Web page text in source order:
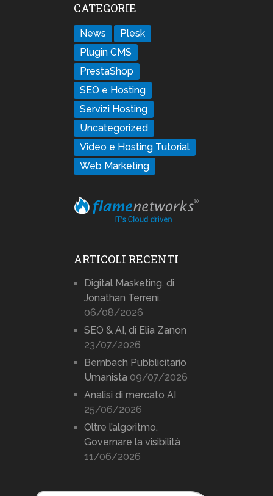
CATEGORIE
News
Plesk
Plugin CMS
PrestaShop
SEO e Hosting
Servizi Hosting
Uncategorized
Video e Hosting Tutorial
Web Marketing
ARTICOLI RECENTI
Digital Masketing, di
Jonathan Terreni.
06/08/2026
SEO & AI, di Elia Zanon
23/07/2026
Bernbach Pubblicitario
Umanista 09/07/2026
Analisi di mercato AI
25/06/2026
Oltre l’algoritmo.
Governare la visibilità
11/06/2026